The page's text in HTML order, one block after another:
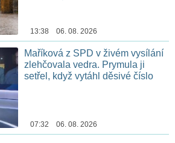
13:38 06. 08. 2026
Maříková z SPD v živém vysílání
zlehčovala vedra. Prymula ji
setřel, když vytáhl děsivé číslo
07:32 06. 08. 2026